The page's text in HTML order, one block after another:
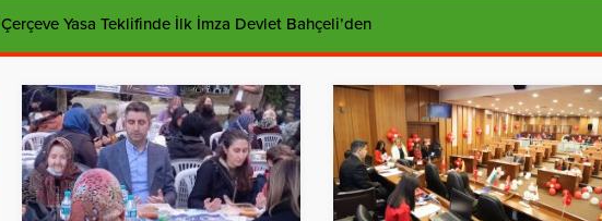
Çerçeve Yasa Teklifinde İlk İmza Devlet Bahçeli’den